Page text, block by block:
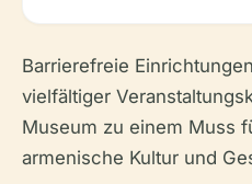
Barrierefreie
vielfältiger
Museum zu einem Muss
armenische Kultur und